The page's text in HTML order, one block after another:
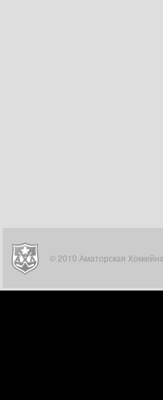
© 2010 Аматорская